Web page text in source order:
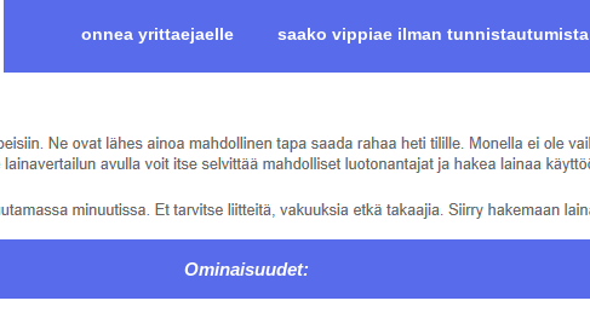
onnea yrittaejaelle saako vippiae ilman tunnistautumista
Ominaisuudet: